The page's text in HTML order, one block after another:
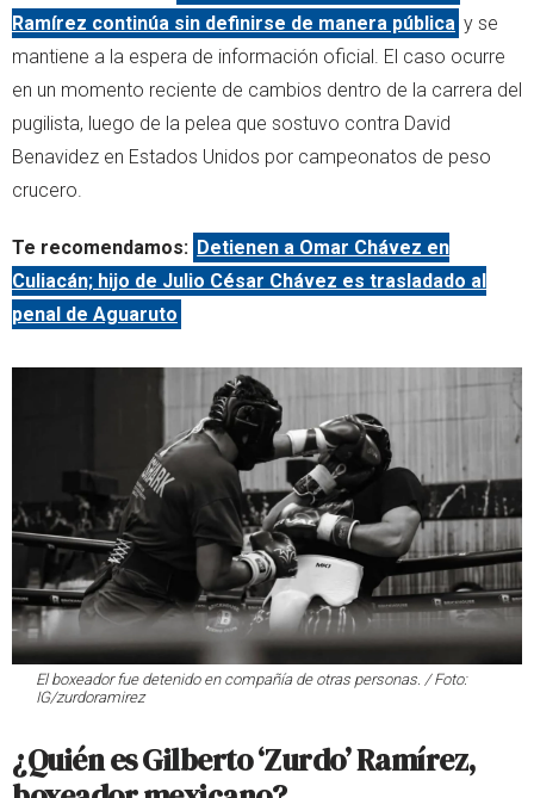
Ramírez continúa sin definirse de manera pública y se
mantiene a la espera de información oficial. El caso ocurre
en un momento reciente de cambios dentro de la carrera del
pugilista, luego de la pelea que sostuvo contra David
Benavidez en Estados Unidos por campeonatos de peso
crucero.
Te recomendamos: Detienen a Omar Chávez en
Culiacán; hijo de Julio César Chávez es trasladado al
penal de Aguaruto
El boxeador fue detenido en compañía de otras personas. / Foto:
IG/zurdoramirez
¿Quién es Gilberto ‘Zurdo’ Ramírez,